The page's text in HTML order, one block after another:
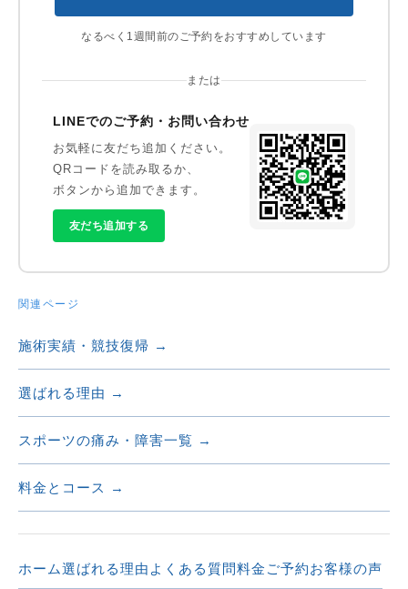
なるべく1週間前のご予約をおすすめしています
または
LINEでのご予約・お問い合わせ
お気軽に友だち追加ください。
QRコードを読み取るか、
ボタンから追加できます。
友だち追加する
関連ページ
施術実績・競技復帰 →
選ばれる理由 →
スポーツの痛み・障害一覧 →
料金とコース →
ホーム選ばれる理由 よくある質問料金 ご予約お客様の声